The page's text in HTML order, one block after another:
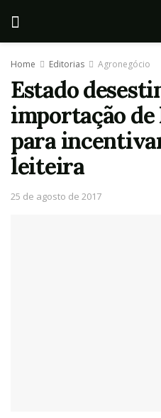
Home Editorias Agronegócio
Estado
importação de
para
leiteira
25 de agosto de 2017